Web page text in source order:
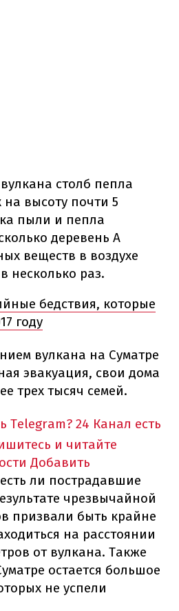
столб пепла
на высоту почти 5
пыли и пепла
деревень А
веществ в воздухе
несколько раз.
бедствия, которые
году
вулкана на Суматре
эвакуация, свои дома
трех тысяч семей.
Telegram? 24 Канал есть
и читайте
Добавить
ли пострадавшие
чрезвычайной
призвали быть крайне
на расстоянии
от вулкана. Также
остается большое
не успели